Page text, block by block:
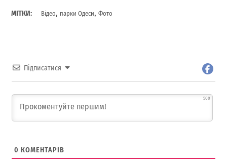
МІТКИ: Відео, парки Одеси,Фото
Підписатися
500
0 КОМЕНТАРІВ